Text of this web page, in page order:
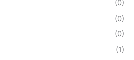
(0)
(0)
(0)
(1)